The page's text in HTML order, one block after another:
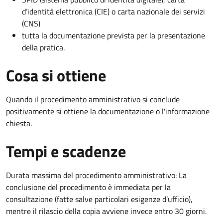
d’identità elettronica (CIE) o carta nazionale dei servizi
(CNS)
tutta la documentazione prevista per la presentazione
della pratica.
Cosa si ottiene
Quando il procedimento amministrativo si conclude
positivamente si ottiene la documentazione o l'informazione
chiesta.
Tempi e scadenze
Durata massima del procedimento amministrativo: La
conclusione del procedimento è immediata per la
consultazione (fatte salve particolari esigenze d’ufficio),
mentre il rilascio della copia avviene invece entro 30 giorni.